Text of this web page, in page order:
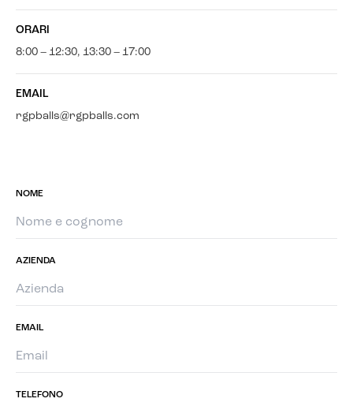
ORARI
8:00 – 12:30, 13:30 – 17:00
EMAIL
rgpballs@rgpballs.com
NOME
AZIENDA
EMAIL
TELEFONO